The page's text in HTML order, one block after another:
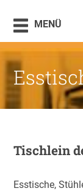
MENÜ
Tischlein
Esstische,